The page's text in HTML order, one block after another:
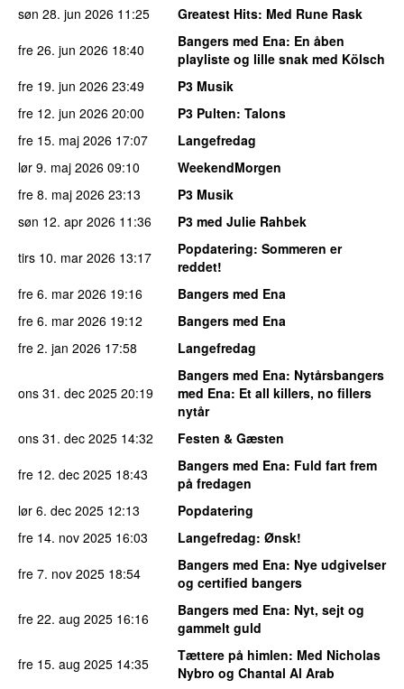
søn 28. jun 2026 11:25 Greatest Hits: Med Rune Rask
fre 26. jun 2026 18:40 Bangers med Ena: En åben
playliste og lille snak med Kölsch
fre 19. jun 2026 23:49
P3 Musik
fre 12. jun 2026 20:00 P3 Pulten: Talons
fre 15. maj 2026 17:07
Langefredag
lør 9. maj 2026 09:10
WeekendMorgen
fre 8. maj 2026 23:13
P3 Musik
søn 12. apr 2026 11:36
P3 med Julie Rahbek
tirs 10. mar 2026 13:17 Popdatering: Sommeren er
reddet!
fre 6. mar 2026 19:16
Bangers med Ena
fre 6. mar 2026 19:12
Bangers med Ena
fre 2. jan 2026 17:58 Langefredag
ons 31. dec 2025 20:19
Bangers med Ena: Nytårsbangers
med Ena: Et all killers, no fillers
nytår
ons 31. dec 2025 14:32
Festen & Gæsten
fre 12. dec 2025 18:43 Bangers med Ena: Fuld fart frem
på fredagen
lør 6. dec 2025 12:13
Popdatering
fre 14. nov 2025 16:03 Langefredag: Ønsk!
fre 7. nov 2025 18:54 Bangers med Ena: Nye udgivelser
og certified bangers
fre 22. aug 2025 16:16 Bangers med Ena: Nyt, sejt og
gammelt guld
fre 15. aug 2025 14:35 Tættere på himlen: Med Nicholas
Nybro og Chantal Al Arab